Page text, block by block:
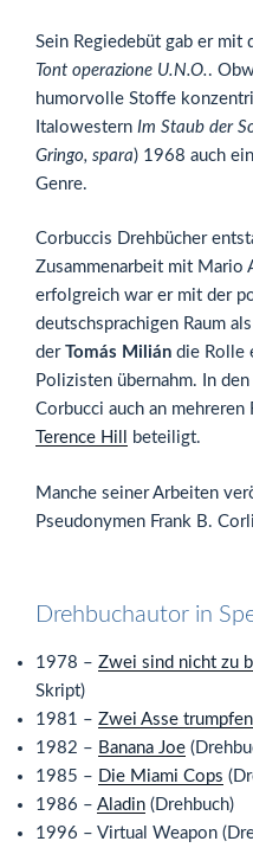
Sein Regiedebüt gab er mit
Tont operazione U.N.O. .
humorvolle Stoffe
Italowestern Im Staub der
Gringo, spara) 1968 auch
Genre.
Corbuccis Drehbücher
Zusammenarbeit mit Mario
erfolgreich war er mit der
deutschsprachigen Raum
der Tomás Milián die Rolle
Polizisten übernahm. In
Corbucci auch an mehreren
Terence Hill
beteiligt.
Manche seiner Arbeiten
Pseudonymen Frank B.
Drehbuchautor in
1978 – Zwei sind nicht zu
Skript)
1981 – Zwei Asse
1982 – Banana Joe
1985 – Die Miami Cops
1986 – Aladin (Drehbuch)
1996 – Virtual Weapon